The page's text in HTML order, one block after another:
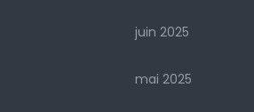
juin 2025
mai 2025